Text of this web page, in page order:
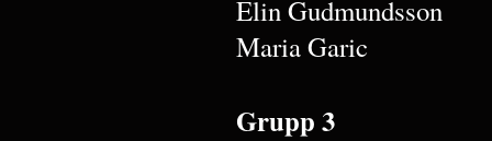
Elin Gudmundsson
Maria Garic
Grupp 3